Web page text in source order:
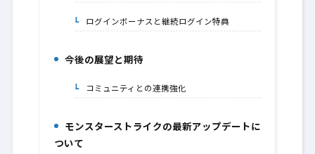
2-2.ログインボーナスと継続ログイン特典
今後の展望と期待
3-1.コミュニティとの連携強化
モンスターストライクの最新アップデートに
ついて